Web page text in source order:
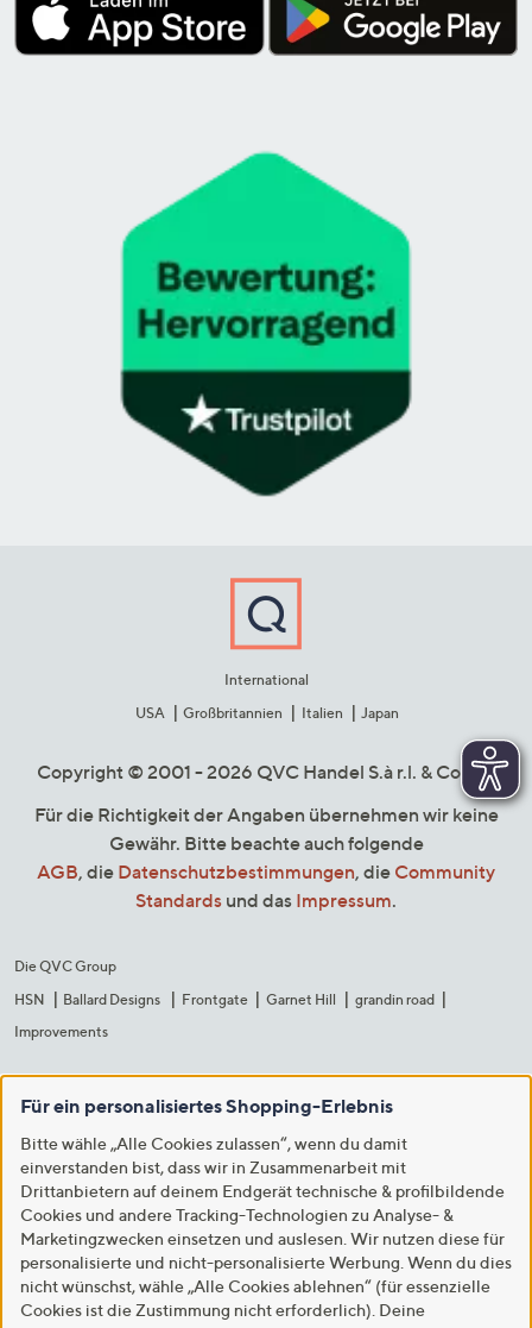
International
USA
Großbritannien Italien Japan
Copyright © 2001 - 2026 QVC Handel S.à r.l. & Co. KG
Für die Richtigkeit der Angaben übernehmen wir keine
Gewähr. Bitte beachte auch folgende
AGB, die Datenschutzbestimmungen, die Community
Standards und das Impressum.
Die QVC Group
HSN
Ballard Designs Frontgate Garnet Hill
grandin road
Improvements
Für ein personalisiertes Shopping-Erlebnis
Bitte wähle „Alle Cookies zulassen“, wenn du damit
einverstanden bist, dass wir in Zusammenarbeit mit
Drittanbietern auf deinem Endgerät technische & profilbildende
Cookies und andere Tracking-Technologien zu Analyse- &
Marketingzwecken einsetzen und auslesen. Wir nutzen diese für
personalisierte und nicht-personalisierte Werbung. Wenn du dies
nicht wünschst, wähle „Alle Cookies ablehnen“ (für essenzielle
Cookies ist die Zustimmung nicht erforderlich). Deine